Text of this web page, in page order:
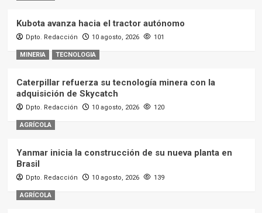
Kubota avanza hacia el tractor autónomo
Dpto. Redacción 10 agosto, 2026 101
MINERIA TECNOLOGIA
Caterpillar refuerza su tecnología minera con la
adquisición de Skycatch
Dpto. Redacción 10 agosto, 2026 120
AGRÍCOLA
Yanmar inicia la construcción de su nueva planta en
Brasil
Dpto. Redacción 10 agosto, 2026 139
AGRÍCOLA